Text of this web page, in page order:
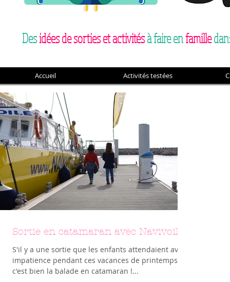
Desidées de sorties et activitésà faire enfamille
Accueil Activités testées
Sortie en catamaran avec Navivoile
S'il y a une sortie que les enfants attendaient avec
impatience pendant ces vacances de printemps
c'est bien la balade en catamaran !...